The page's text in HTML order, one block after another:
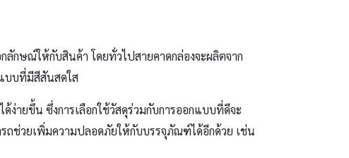
กษณ์ให้กับสินค้า โดยทั่วไปสายคาดกล่องจะผลิตจาก
บบที่มีสีสันสดใส
ายขึ้น ซึ่งการเลือกใช้วัสดุร่วมกับการออกแบบที่ดีจะ
ถช่วยเพิ่มความปลอดภัยให้กับบรรจุภัณฑ์ได้อีกด้วย เช่น